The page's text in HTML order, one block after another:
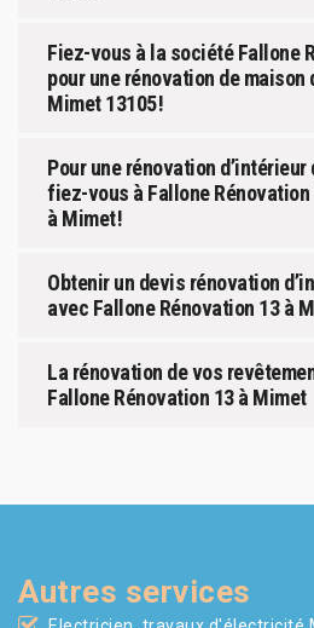
Fiez-vous à la société Fallone
pour une rénovation de maison
Mimet 13105 !
Pour une rénovation d’intérieur
fiez-vous à Fallone
à Mimet !
Obtenir un devis rénovation
avec Fallone Rénovation 13 à
La rénovation de vos
Fallone Rénovation 13 à Mimet
Autres services